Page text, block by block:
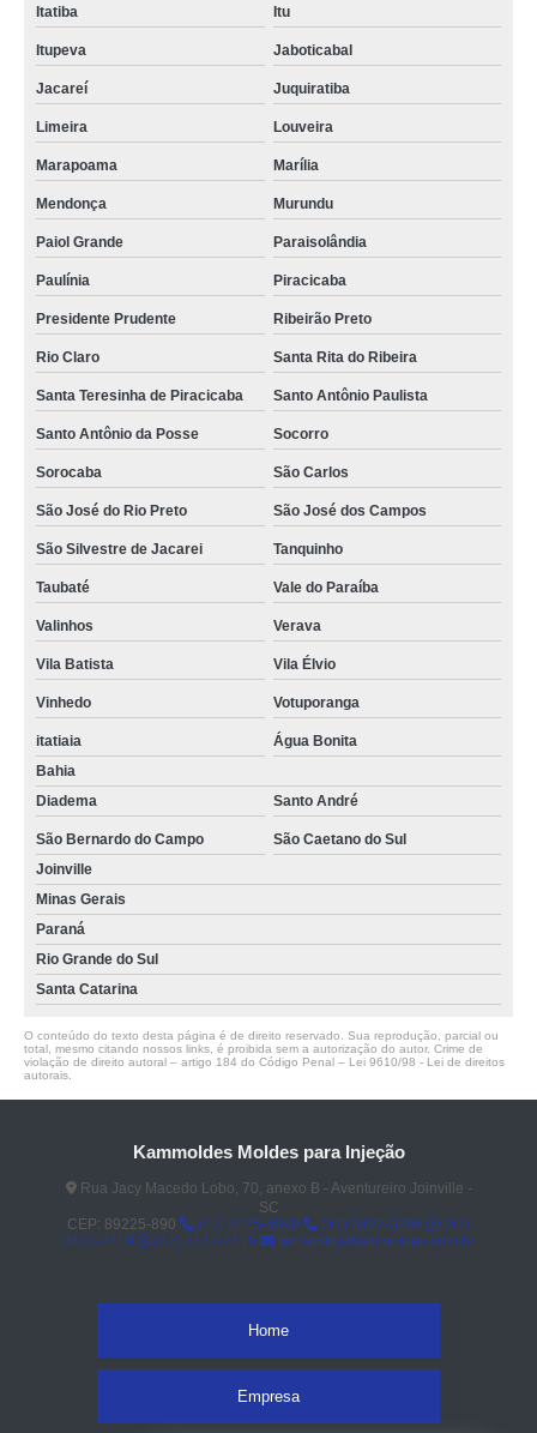
Itatiba Itu
Itupeva Jaboticabal
Jacareí Juquiratiba
Limeira Louveira
Marapoama Marília
Mendonça Murundu
Paiol Grande Paraisolândia
Paulínia Piracicaba
Presidente Prudente Ribeirão Preto
Rio Claro Santa Rita do Ribeira
Santa Teresinha de Piracicaba Santo Antônio Paulista
Santo Antônio da Posse Socorro
Sorocaba São Carlos
São José do Rio Preto São José dos Campos
São Silvestre de Jacarei Tanquinho
Taubaté Vale do Paraíba
Valinhos Verava
Vila Batista Vila Élvio
Vinhedo Votuporanga
itatiaia
Água Bonita
Bahia
Diadema
Santo André
São Bernardo do Campo
São Caetano do Sul
Joinville
Minas Gerais
Paraná
Rio Grande do Sul
Santa Catarina
O conteúdo do texto desta página é de direito reservado. Sua reprodução, parcial ou
total, mesmo citando nossos links, é proibida sem a autorização do autor. Crime de
violação de direito autoral – artigo 184 do Código Penal – Lei 9610/98 - Lei de direitos
autorais
Kammoldes Moldes para Injeção
Rua Jacy Macedo Lobo, 70, anexo B - Aventureiro Joinville -
SC
CEP: 89225-890
(47) 3425-4098 (47) 3427-3206
(47)
3437-2419
(47) 3437-2419 fernando@kammoldes.com.br
Home
Empresa